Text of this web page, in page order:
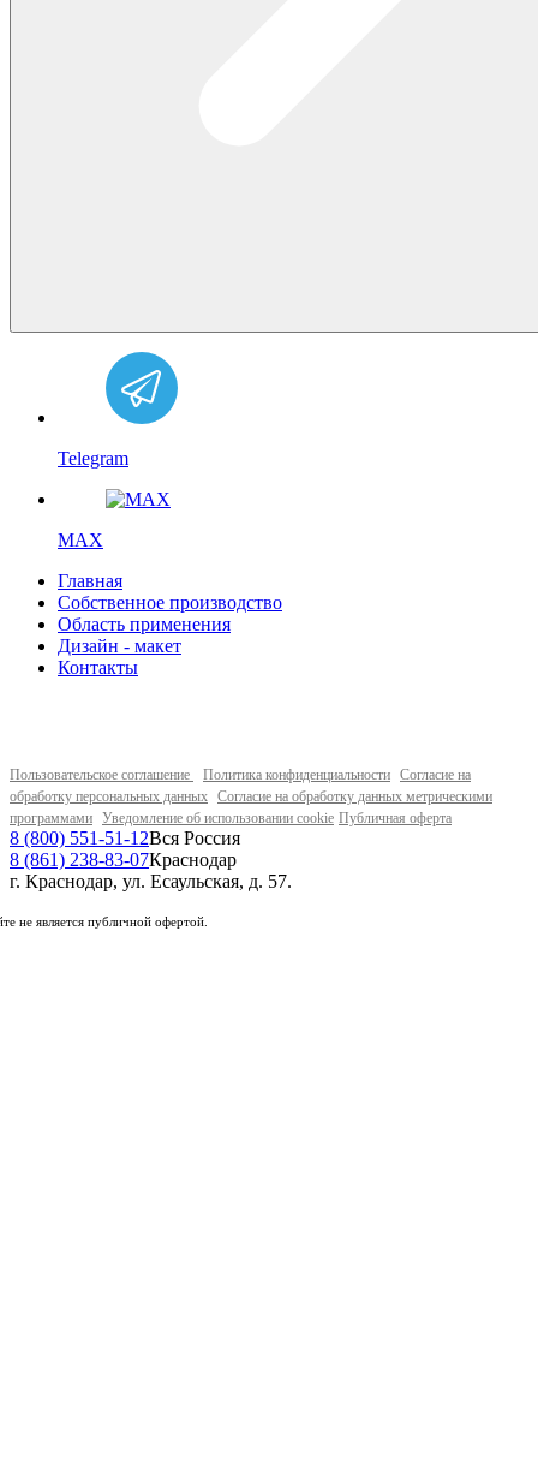
Telegram
MAX
Главная
Собственное производство
Область применения
Дизайн - макет
Контакты
Пользовательское соглашение Политика конфиденциальности Согласие на
обработку персональных данных Согласие на обработку данных метрическими
программами Уведомление об использовании cookie Публичная оферта
8 (800) 551-51-12Вся Россия
8 (861) 238-83-07Краснодар
г. Краснодар, ул. Есаульская, д. 57.
не является публичной офертой.